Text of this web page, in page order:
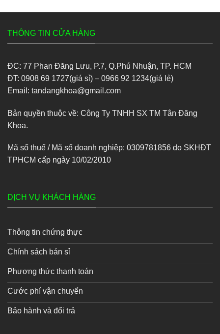
THÔNG TIN CỬA HÀNG
ĐC: 77 Phan Đăng Lưu, P.7, Q.Phú Nhuận, TP. HCM
ĐT: 0908 69 1727(giá sỉ) – 0966 92 1234(giá lẻ)
Email: tandangkhoa@gmail.com
Bản quyền thuộc về: Công Ty TNHH SX TM Tân Đăng
Khoa.
Mã số thuế / Mã số doanh nghiệp: 0309781856 do SKHĐT
TPHCM cấp ngày 10/02/2010
DỊCH VỤ KHÁCH HÀNG
Thông tin chứng thực
Chính sách bán sỉ
Phương thức thanh toán
Cước phí vận chuyển
Bảo hành và đổi trả